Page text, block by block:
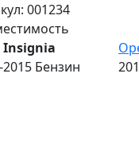
001234
Insignia
2015 Бензин